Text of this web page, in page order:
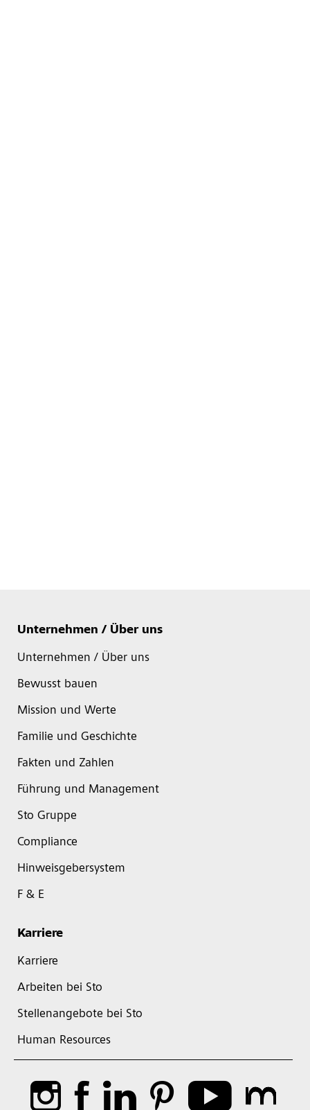
Unternehmen / Über uns
Unternehmen / Über uns
Bewusst bauen
Mission und Werte
Familie und Geschichte
Fakten und Zahlen
Führung und Management
Sto Gruppe
Compliance
Hinweisgebersystem
F & E
Karriere
Karriere
Arbeiten bei Sto
Stellenangebote bei Sto
Human Resources